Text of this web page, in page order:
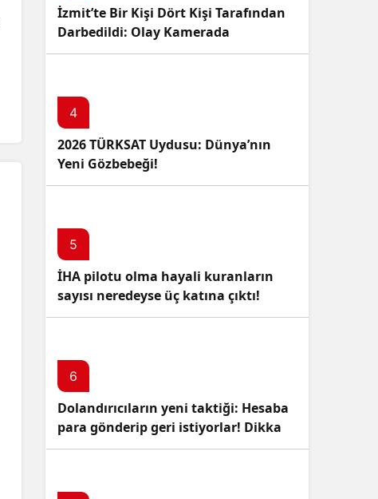
İzmit’te Bir Kişi Dört Kişi Tarafından
Darbedildi: Olay Kamerada
4
2026 TÜRKSAT Uydusu: Dünya’nın
Yeni Gözbebeği!
5
İHA pilotu olma hayali kuranların
sayısı neredeyse üç katına çıktı!
6
Dolandırıcıların yeni taktiği: Hesaba
para gönderip geri istiyorlar! Dikkat
Edin!